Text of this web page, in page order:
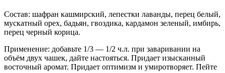
Состав: шафран кашмирский, лепестки лаванды, перец белый,
мускатный орех, бадьян, гвоздика, кардамон зеленый, имбирь,
перец черный корица.
Применение: добавьте 1/3 — 1/2 ч.л. при заваривании на
объём двух чашек, дайте настояться. Придает изысканный
восточный аромат. Придает оптимизм и умиротворяет. Пейте